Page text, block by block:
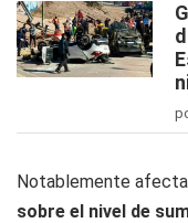
Notablemente
sobre el nivel de